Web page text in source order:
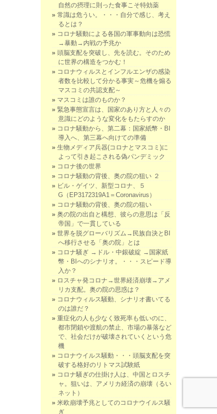
自然の摂理に則った食事こそ特効薬
常識は危うい。・・・自分で感じ、考え
るとは？
コロナ騒動による各国の軍事動向は恐慌
→暴動→内戦の予兆か
頭脳支配を突破し、先を読む。そのため
に世界の構造をつかむ！
コロナウィルスとインフルエンザの感染
者数を比較して分かる事実～危機を煽る
マスコミの共認支配～
マスコミは誰のものか？
緊急事態宣言は、国家のあり方と人々の
意識にどのような変化をもたらすのか
コロナ騒動から、第二幕：国家紙幣・BI
導入へ、第三幕へ向けての準備
生物メディア兵器(コロナとマスコミ)に
よって引き起こされる偽パンデミック
コロナ後の世界
コロナ騒動の背後、奥の院の狙い ２
ビル・ゲイツ、新型コロナ、５
G（EP3172319A1＝Coronavirus）
コロナ騒動の背後、奥の院の狙い
奥の院の出自と構想、彼らの意思は「反
帝国」で一貫している
世界を脱グローバリズム→民族自決とBI
へ移行させる「奥の院」とは
コロナ騒ぎ →ドル・中銀破綻 →国家紙
幣・BIへのシナリオ。・・・スピード導
入か？
ロスチャ発コロナ→世界経済崩壊→アメ
リカ支配。奥の院の思惑は？
コロナウィルス騒動、シナリオ書いてる
のは誰だ？
重症化の人も少なく致死率も低いのに、
都市閉鎖や渡航の禁止、市場の暴落など
で、社会だけが破壊されていくという危
機
コロナウイルス騒動・・・頭脳支配を突
破する格好のリトマス試験紙
コロナ騒ぎの仕掛け人は、中国とロスチ
ャ。狙いは、アメリカ経済の崩壊（るい
ネット）
米欧崩壊予兆としてのコロナウイルス騒
ぎ